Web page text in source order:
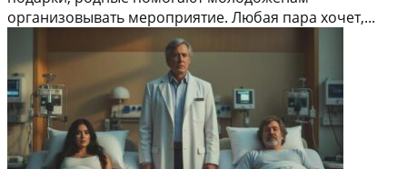
организовывать мероприятие. Любая пара хочет,...